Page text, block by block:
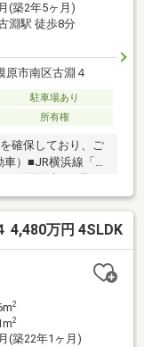
(築2年5ヶ月)
淵駅 徒歩8分
原市南区古淵４
駐車場あり
所有権
確保しており、ご
）■JR横浜線「古
ービスルームは6.6
資料請求・お問い
ください。担当者
手配等させていた
りますので、お気
4,480万円 4SLDK
2
2
(築22年1ヶ月)